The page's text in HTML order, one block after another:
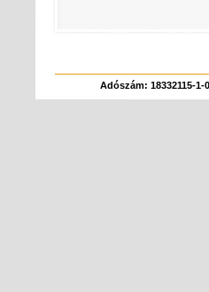
Adószám: 18332115-1-